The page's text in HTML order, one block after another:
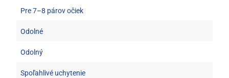
Pre 7–8 párov očiek
Odolné
Odolný
Spoľahlivé uchytenie